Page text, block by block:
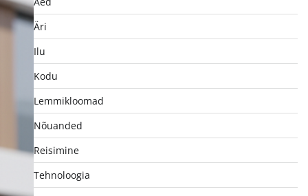
Äri
Ilu
Kodu
Lemmikloomad
Nõuanded
Reisimine
Tehnoloogia